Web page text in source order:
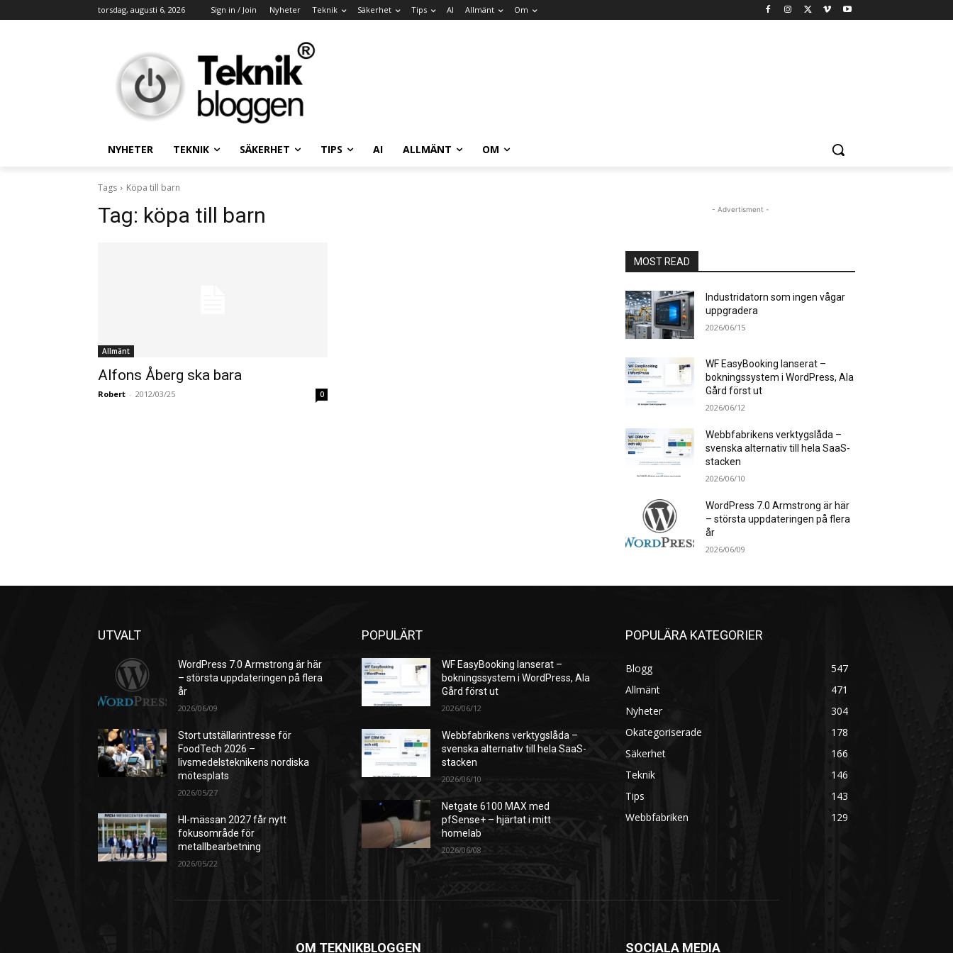
torsdag, augusti 6, 2026 Sign in / Join Nyheter Teknik Säkerhet Tips AI Allmänt Om
NYHETER TEKNIK SÄKERHET TIPS AI ALLMÄNT OM
Tags Köpa till barn
Tag: köpa till barn
Allmänt
Alfons Åberg ska bara
Robert - 2012/03/25 0
- Advertisment -
MOST READ
Industridatorn som ingen vågar
uppgradera
2026/06/15
WF EasyBooking lanserat –
bokningssystem i WordPress, Ala
Gård först ut
2026/06/12
Webbfabrikens verktygslåda –
svenska alternativ till hela SaaS-
stacken
2026/06/10
WordPress 7.0 Armstrong är här
– största uppdateringen på flera
år
2026/06/09
UTVALT
WordPress 7.0 Armstrong är här
– största uppdateringen på flera
år
2026/06/09
Stort utställarintresse för
FoodTech 2026 –
livsmedelsteknikens nordiska
mötesplats
2026/05/27
HI-mässan 2027 får nytt
fokusområde för
metallbearbetning
2026/05/22
POPULÄRT
WF EasyBooking lanserat –
bokningssystem i WordPress, Ala
Gård först ut
2026/06/12
Webbfabrikens verktygslåda –
svenska alternativ till hela SaaS-
stacken
2026/06/10
Netgate 6100 MAX med
pfSense+ – hjärtat i mitt
homelab
2026/06/08
POPULÄRA KATEGORIER
Blogg
547
Allmänt
471
Nyheter
304
Okategoriserade
178
Säkerhet
166
Teknik
146
Tips
143
Webbfabriken
129
OM TEKNIKBLOGGEN SOCIALA MEDIA